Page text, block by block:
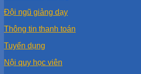
Đội ngũ giảng dạy
Thông tin thanh toán
Tuyển dụng
Nội quy học viên